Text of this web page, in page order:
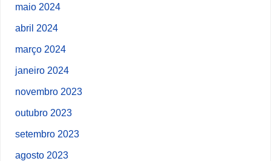
maio 2024
abril 2024
março 2024
janeiro 2024
novembro 2023
outubro 2023
setembro 2023
agosto 2023